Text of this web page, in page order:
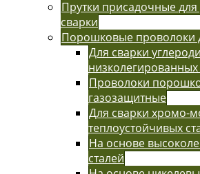
Прутки присадочные для
сварки
Порошковые проволоки
Для сварки
низколегированных
Проволоки
газозащитные
Для сварки хромо-
теплоустойчивых
На основе
сталей